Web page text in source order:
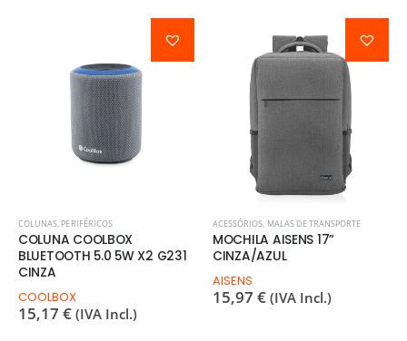
COLUNAS, PERIFÉRICOS
COLUNA COOLBOX
BLUETOOTH 5.0 5W X2 G231
CINZA
COOLBOX
15,17 € (IVA Incl.)
ACESSÓRIOS, MALAS DE TRANSPORTE
MOCHILA AISENS 17”
CINZA/AZUL
AISENS
15,97 € (IVA Incl.)